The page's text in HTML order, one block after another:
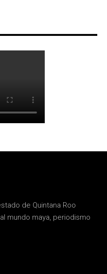
de Quintana Roo
mundo maya, periodismo